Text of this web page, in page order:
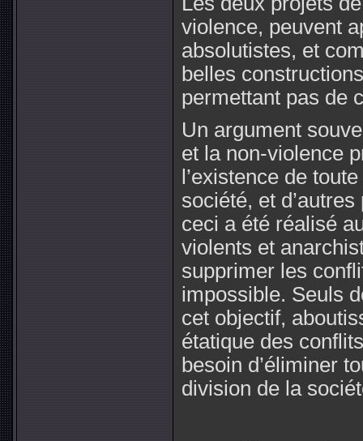
violence, peuvent
absolutistes, et
belles
permettant pas de
Un argument
et la non-violence
l’existence de
société, et
ceci a été réalisé
violents et
supprimer les
impossible. Seuls
cet objectif,
étatique des
besoin d’éliminer
division de la